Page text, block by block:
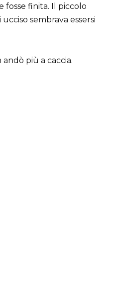
fosse finita. Il piccolo
sembrava essersi
più a caccia.